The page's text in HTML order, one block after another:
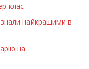
клас
найкращими в
на